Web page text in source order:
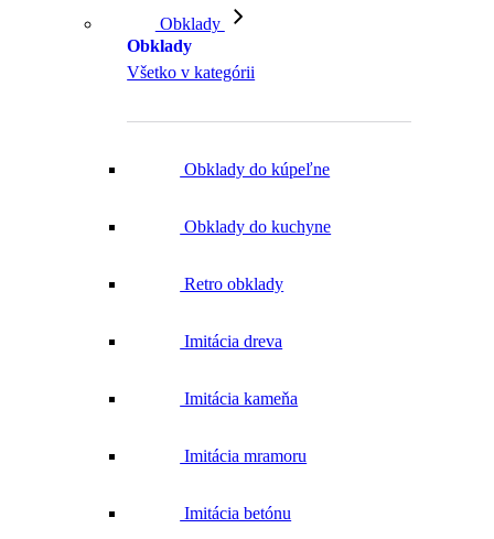
Obklady
Obklady
Všetko v kategórii
Obklady do kúpeľne
Obklady do kuchyne
Retro obklady
Imitácia dreva
Imitácia kameňa
Imitácia mramoru
Imitácia betónu